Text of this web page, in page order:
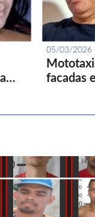
05/03/2026
facadas